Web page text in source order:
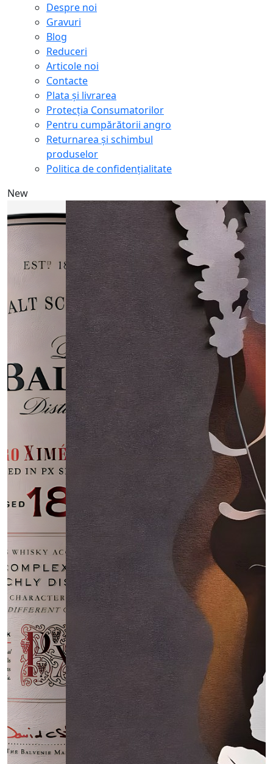
Despre noi
Gravuri
Blog
Reduceri
Articole noi
Contacte
Plata și livrarea
Protecţia Consumatorilor
Pentru cumpărătorii angro
Returnarea și schimbul
produselor
Politica de confidențialitate
New